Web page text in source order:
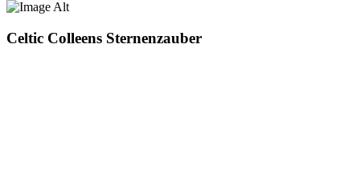
Celtic Colleens Sternenzauber